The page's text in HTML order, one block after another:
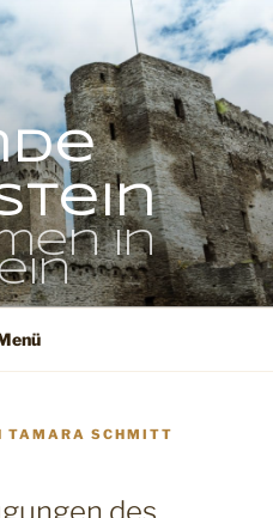
in
TAMARA SCHMITT